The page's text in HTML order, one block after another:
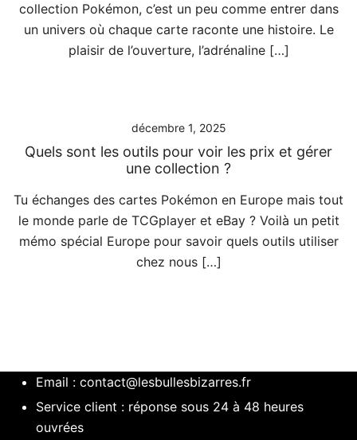
collection Pokémon, c’est un peu comme entrer dans
un univers où chaque carte raconte une histoire. Le
plaisir de l’ouverture, l’adrénaline […]
décembre 1, 2025
Quels sont les outils pour voir les prix et gérer
une collection ?
Tu échanges des cartes Pokémon en Europe mais tout
le monde parle de TCGplayer et eBay ? Voilà un petit
mémo spécial Europe pour savoir quels outils utiliser
chez nous […]
Email : contact@lesbullesbizarres.fr
Service client : réponse sous 24 à 48 heures
ouvrées